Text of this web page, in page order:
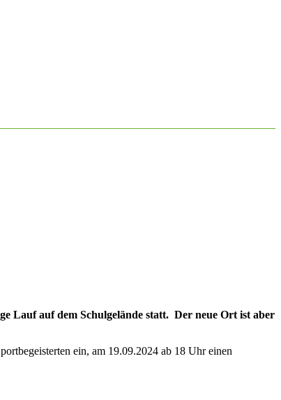
Lauf auf dem Schulgelände statt. Der neue Ort ist aber
ein, am 19.09.2024 ab 18 Uhr einen